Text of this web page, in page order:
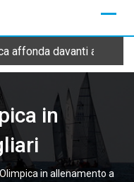
affonda davanti alla
in
in allenamento a